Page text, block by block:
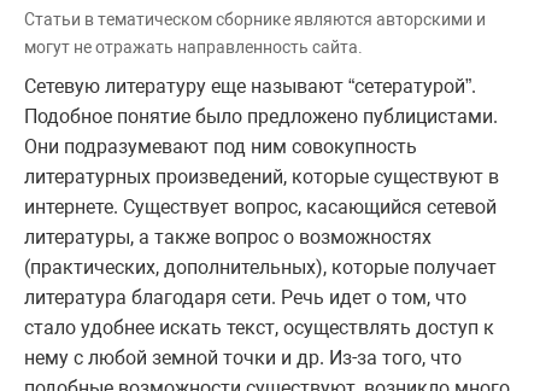
Статьи в тематическом сборнике являются авторскими и
могут не отражать направленность сайта.
Сетевую литературу еще называют “сетературой”.
Подобное понятие было предложено публицистами.
Они подразумевают под ним совокупность
литературных произведений, которые существуют в
интернете. Существует вопрос, касающийся сетевой
литературы, а также вопрос о возможностях
(практических, дополнительных), которые получает
литература благодаря сети. Речь идет о том, что
стало удобнее искать текст, осуществлять доступ к
нему с любой земной точки и др. Из-за того, что